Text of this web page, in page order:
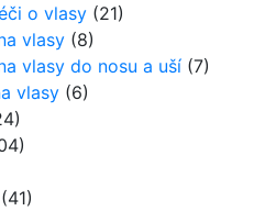
o vlasy (21)
vlasy (8)
vlasy do nosu a uší (7)
vlasy (6)
(41)